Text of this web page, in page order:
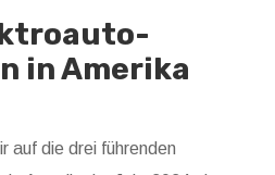
in Amerika
auf die drei führenden